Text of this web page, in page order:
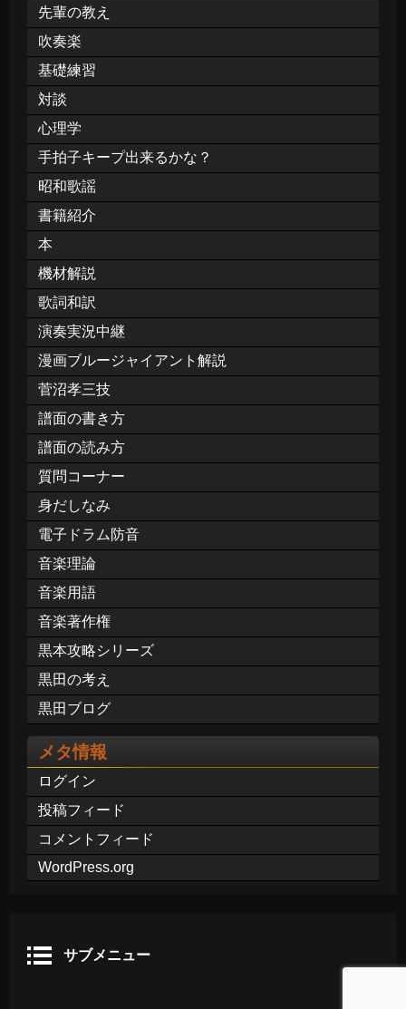
先輩の教え
吹奏楽
基礎練習
対談
心理学
手拍子キープ出来るかな？
昭和歌謡
書籍紹介
本
機材解説
歌詞和訳
演奏実況中継
漫画ブルージャイアント解説
菅沼孝三技
譜面の書き方
譜面の読み方
質問コーナー
身だしなみ
電子ドラム防音
音楽理論
音楽用語
音楽著作権
黒本攻略シリーズ
黒田の考え
黒田ブログ
メタ情報
ログイン
投稿フィード
コメントフィード
WordPress.org
サブメニュー